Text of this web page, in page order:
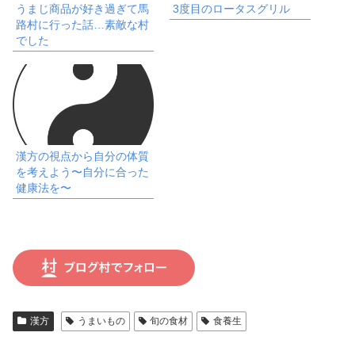
うまじ商品が好き過ぎて馬
路村に行った話…素敵な村
でした
3度目のロータスグリル
漢方の視点から自分の体質
を考えよう〜自分に合った
健康法を〜
漢方 うまいもの 旬の食材 食養生